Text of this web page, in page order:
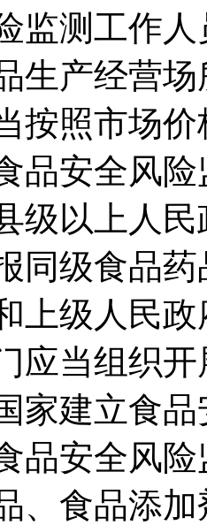
监测工作
生产经营
按照市场
安全风险
级以上人
同级食品
上级人民
应当组织
建立食品
品安全风
、食品添